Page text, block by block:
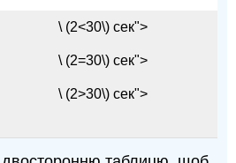
\ (2<30\) сек">
\ (2=30\) сек">
\ (2>30\) сек">